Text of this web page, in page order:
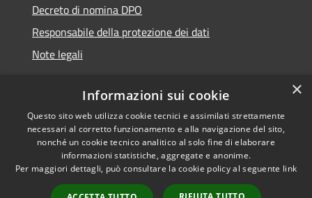
Decreto di nomina DPO
Responsabile della protezione dei dati
Note legali
RSS
Accessibilità
Cookie
Mappa del sito
© 2021 - 2026 Comune di
Chiavari -Area Riservata
×
Informazioni sui cookie
Questo sito web utilizza cookie tecnici e assimilati strettamente
necessari al corretto funzionamento e alla navigazione del sito,
nonché un cookie tecnico analitico al solo fine di elaborare
informazioni statistiche, aggregate e anonime.
Per maggiori dettagli, può consultare la cookie policy al seguente link